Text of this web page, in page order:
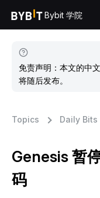
Bybit 学院
免责声明：本文的中
将随后发布。
Topics Daily Bits
Genesis 暂
码